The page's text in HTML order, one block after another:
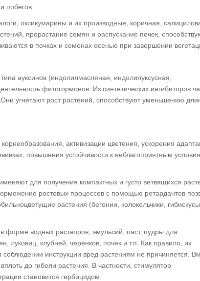
побегов.
оксикумарины и их производные, коричная,
прорастание семян и распускание почек,
в почках и семенах осенью при завершении
ауксинов (индолилмасляная, индолилуксусная,
фитогормонов. Из синтетических ингибиторов
угнетают рост растений, способствуют уменьшению
активизации цветения, ускорения
повышения устойчивости к неблагоприятным
для получения компактных и густо ветвящихся
ростовых процессов с помощью ретардантов
растения (бегонии, колокольчики, гибискусы,
форме водных растворов, эмульсий, паст, пудры для
луковиц, клубней, черенков, почек и т.п. Как правило, их
инструкции вред растениям не причиняется.
до гибели растения. В частности, стимулятор
становится гербицидом.